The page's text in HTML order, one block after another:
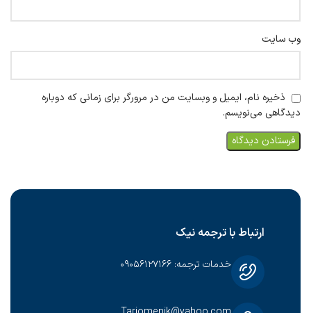
وب‌ سایت
ذخیره نام، ایمیل و وبسایت من در مرورگر برای زمانی که دوباره
دیدگاهی می‌نویسم.
ارتباط با ترجمه نیک
خدمات ترجمه: ۰۹۰۵۶۱۲۷۱۶۶